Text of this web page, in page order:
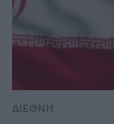
ΔΙΕΘΝΗ